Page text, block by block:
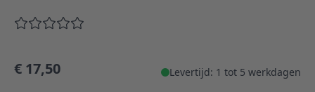
€ 17,50 Levertijd: 1 tot 5 werkdagen